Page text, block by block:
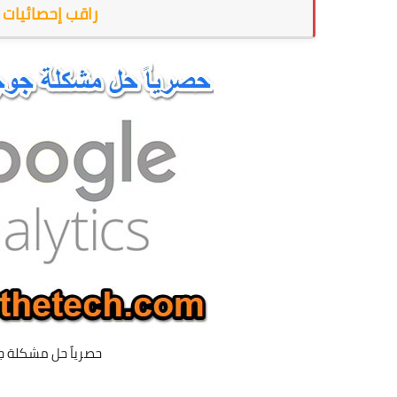
راقب
حصرياً حل مشكلة